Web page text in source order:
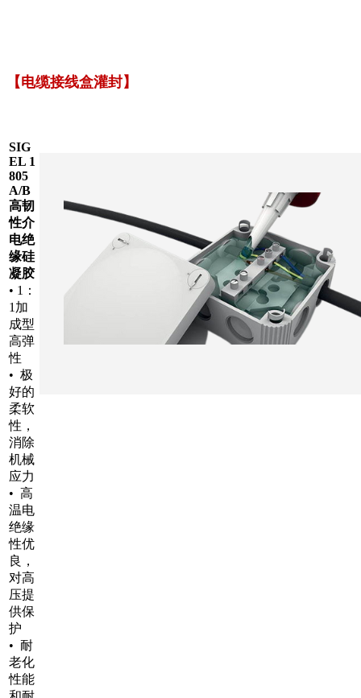
【电缆接线盒灌封】
SIG
EL 1
805
A/B
高韧
性介
电绝
缘硅
凝胶
• 1：
1加
成型
高弹
性
• 极
好的
柔软
性，
消除
机械
应力
• 高
温电
绝缘
性优
良，
对高
压提
供保
护
• 耐
老化
性能